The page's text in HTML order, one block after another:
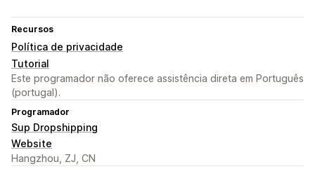
Recursos
Política de privacidade
Tutorial
Este programador não oferece assistência direta em Português
(portugal).
Programador
Sup Dropshipping
Website
Hangzhou, ZJ, CN